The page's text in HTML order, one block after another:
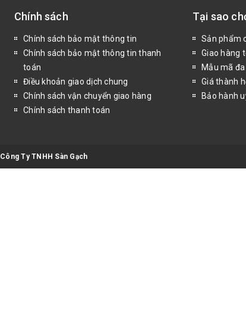
Chính sách
Chính sách bảo mật thông tin
Chính sách bảo mật thông tin thanh
toán
Điều khoản giao dịch chung
Chính sách vận chuyển giao hàng
Chính sách thanh toán
Tại sao
Sản phẩm
Giao hàng
Mẫu mã
Giá thành
Bảo hành
Công Ty TNHH Sàn Gạch